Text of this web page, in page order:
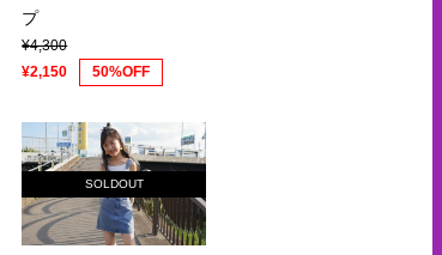
プ
¥4,300
¥2,150
50%OFF
SOLDOUT